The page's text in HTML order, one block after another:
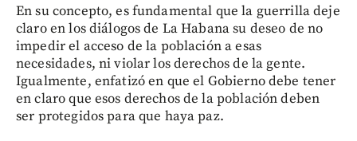
En su concepto, es fundamental que la guerrilla deje
claro en los diálogos de La Habana su deseo de no
impedir el acceso de la población a esas
necesidades, ni violar los derechos de la gente.
Igualmente, enfatizó en que el Gobierno debe tener
en claro que esos derechos de la población deben
ser protegidos para que haya paz.